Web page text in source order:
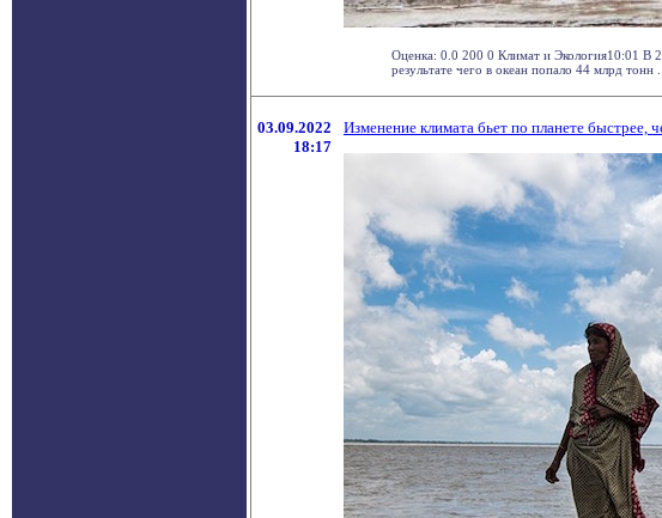
Оценка: 0.0 200 0 Климат и Экология10:01 В
результате чего в океан попало 44 млрд тонн .
03.09.2022
18:17
Изменение климата бьет по планете быстрее,